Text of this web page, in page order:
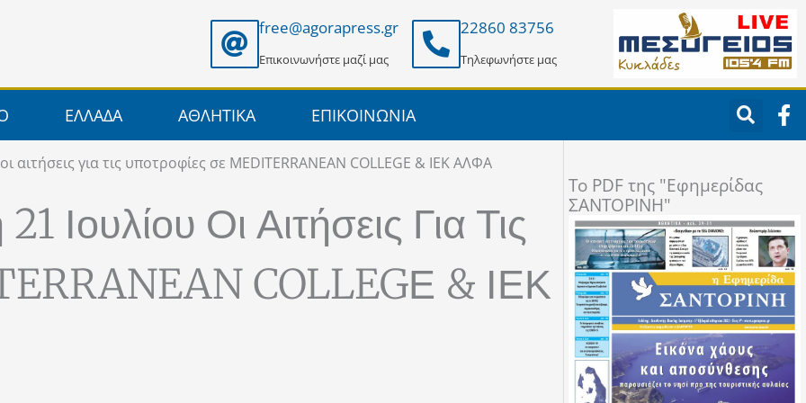
free@agorapress.gr
Επικοινωνήστε μαζί μας
22860 83756
Τηλεφωνήστε μας
ΕΛΛΑΔΑ ΑΘΛΗΤΙΚΑ ΕΠΙΚΟΙΝΩΝΙΑ F
a
c
o
k
-
f
για τις υποτροφίες σε MEDITERRANEAN COLLEGΕ & ΙΕΚ ΑΛΦΑ
Ιουλίου Οι Αιτήσεις Για Τις
COLLEGΕ & ΙΕΚ
To PDF της "Εφημερίδας
ΣΑΝΤΟΡΙΝΗ"